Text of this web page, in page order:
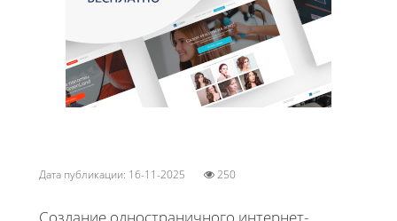
Дата публикации: 16-11-2025 250
Создание одностраничного интернет-